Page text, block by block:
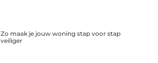
Zo maak je jouw woning stap voor stap
veiliger